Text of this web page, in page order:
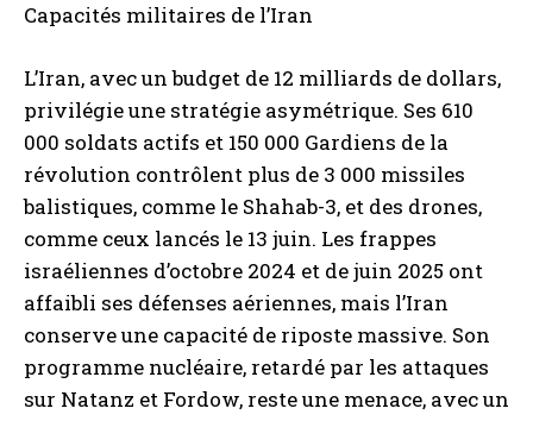
Capacités militaires de l’Iran
L’Iran, avec un budget de 12 milliards de dollars,
privilégie une stratégie asymétrique. Ses 610
000 soldats actifs et 150 000 Gardiens de la
révolution contrôlent plus de 3 000 missiles
balistiques, comme le Shahab-3, et des drones,
comme ceux lancés le 13 juin. Les frappes
israéliennes d’octobre 2024 et de juin 2025 ont
affaibli ses défenses aériennes, mais l’Iran
conserve une capacité de riposte massive. Son
programme nucléaire, retardé par les attaques
sur Natanz et Fordow, reste une menace, avec un